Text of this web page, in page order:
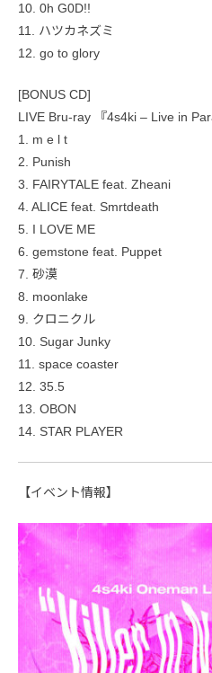
10. 0h G0D!!
11. ハツカネズミ
12. go to glory
[BONUS CD]
LIVE Bru-ray 『4s4ki – Live in
1. m e l t
2. Punish
3. FAIRYTALE feat. Zheani
4. ALICE feat. Smrtdeath
5. I LOVE ME
6. gemstone feat. Puppet
7. 砂漠
8. moonlake
9. クロニクル
10. Sugar Junky
11. space coaster
12. 35.5
13. OBON
14. STAR PLAYER
【イベント情報】